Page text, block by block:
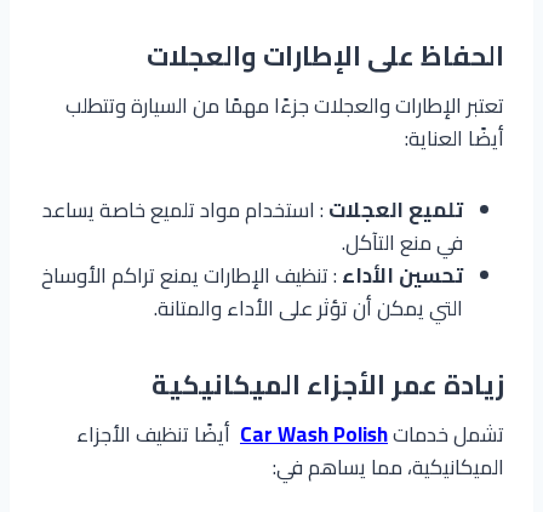
الحفاظ على الإطارات والعجلات
تعتبر الإطارات والعجلات جزءًا مهمًا من السيارة وتتطلب
أيضًا العناية:
تلميع العجلات: استخدام مواد تلميع خاصة يساعد
في منع التآكل.
تحسين الأداء: تنظيف الإطارات يمنع تراكم الأوساخ
التي يمكن أن تؤثر على الأداء والمتانة.
زيادة عمر الأجزاء الميكانيكية
تشمل خدماتCar Wash Polish أيضًا تنظيف الأجزاء
الميكانيكية، مما يساهم في: